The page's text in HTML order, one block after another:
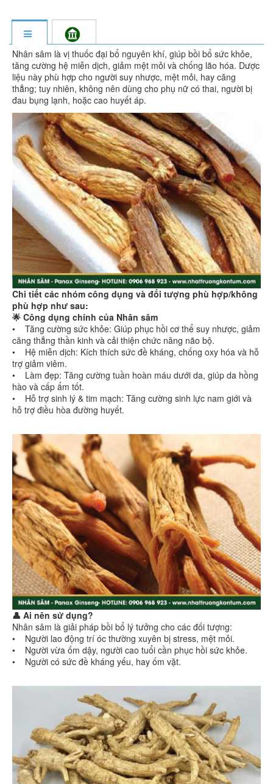
Nhân sâm là vị thuốc đại bổ nguyên khí, giúp bồi bổ sức khỏe,
tăng cường hệ miễn dịch, giảm mệt mỏi và chống lão hóa. Dược
liệu này phù hợp cho người suy nhược, mệt mỏi, hay căng
thẳng; tuy nhiên, không nên dùng cho phụ nữ có thai, người bị
đau bụng lạnh, hoặc cao huyết áp.
Chi tiết các nhóm công dụng và đối tượng phù hợp/không
phù hợp như sau:
🌟 Công dụng chính của Nhân sâm
• Tăng cường sức khỏe: Giúp phục hồi cơ thể suy nhược, giảm
căng thẳng thần kinh và cải thiện chức năng não bộ.
• Hệ miễn dịch: Kích thích sức đề kháng, chống oxy hóa và hỗ
trợ giảm viêm.
• Làm đẹp: Tăng cường tuần hoàn máu dưới da, giúp da hồng
hào và cấp ẩm tốt.
• Hỗ trợ sinh lý & tim mạch: Tăng cường sinh lực nam giới và
hỗ trợ điều hòa đường huyết.
👤 Ai nên sử dụng?
Nhân sâm là giải pháp bồi bổ lý tưởng cho các đối tượng:
• Người lao động trí óc thường xuyên bị stress, mệt mỏi.
• Người vừa ốm dậy, người cao tuổi cần phục hồi sức khỏe.
• Người có sức đề kháng yếu, hay ốm vặt.